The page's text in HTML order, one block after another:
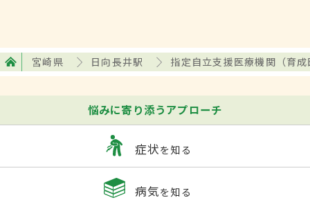
宮崎県 日向長井駅 指定自立支援医療機関（育
悩みに寄り添うアプローチ
症状を知る
病気を知る